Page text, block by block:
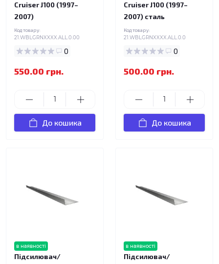
Cruiser J100 (1997–
2007)
Код товару:
21.WBLGRNXXXX.ALL.0.00
0
550.00 грн.
До кошика
Cruiser J100 (1997–
2007) сталь
Код товару:
21.WBLGRNXXXX.ALL.0.0
0
500.00 грн.
До кошика
в наявності
Підсилювач/
в наявності
Підсилювач/